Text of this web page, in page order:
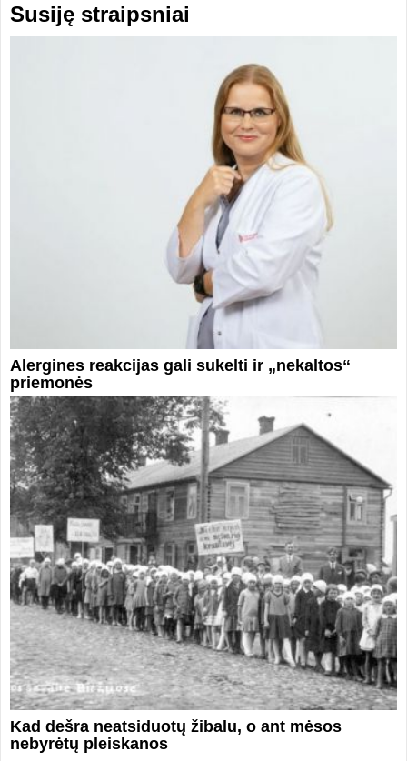
Susiję straipsniai
Alergines reakcijas gali sukelti ir „nekaltos“
priemonės
Kad dešra neatsiduotų žibalu, o ant mėsos
nebyrėtų pleiskanos